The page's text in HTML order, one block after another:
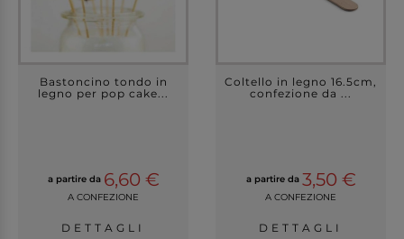
Bastoncino tondo in
legno per pop cake...
a partire da 6,60 €
A CONFEZIONE
DETTAGLI
Coltello in legno 16.5cm,
confezione da ...
a partire da 3,50 €
A CONFEZIONE
DETTAGLI